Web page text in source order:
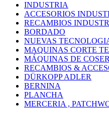
INDUSTRIA
ACCESORIOS
RECAMBIOS
BORDADO
NUEVAS
MAQUINAS CORTE
MÁQUINAS DE
RECAMBIOS &
DÜRKOPP ADLER
BERNINA
PLANCHA
MERCERIA ,